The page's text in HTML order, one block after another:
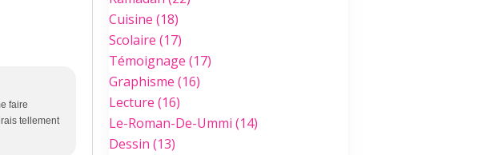
faire
tellement
Cuisine (18)
Scolaire (17)
Témoignage (17)
Graphisme (16)
Lecture (16)
Le-Roman-De-Ummi (14)
Dessin (13)